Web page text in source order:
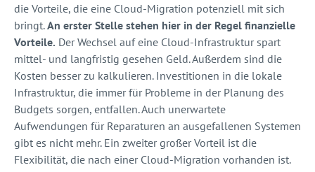
die Vorteile, die eine Cloud-Migration potenziell mit sich
bringt.An erster Stelle stehen hier in der Regel finanzielle
Vorteile. Der Wechsel auf eine Cloud-Infrastruktur spart
mittel- und langfristig gesehen Geld. Außerdem sind die
Kosten besser zu kalkulieren. Investitionen in die lokale
Infrastruktur, die immer für Probleme in der Planung des
Budgets sorgen, entfallen. Auch unerwartete
Aufwendungen für Reparaturen an ausgefallenen Systemen
gibt es nicht mehr. Ein zweiter großer Vorteil ist die
Flexibilität, die nach einer Cloud-Migration vorhanden ist.